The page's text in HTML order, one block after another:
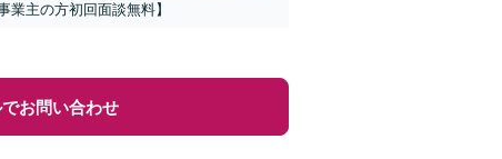
主の方初回面談無料】
でお問い合わせ